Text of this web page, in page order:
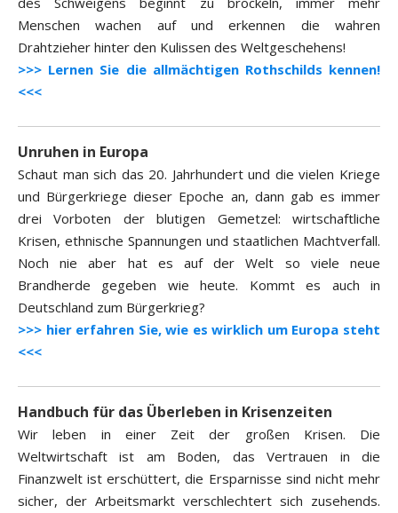
Menschen wachen auf und erkennen die wahren
Drahtzieher hinter den Kulissen des Weltgeschehens!
>>> Lernen Sie die allmächtigen Rothschilds kennen!
<<<
Unruhen in Europa
Schaut man sich das 20. Jahrhundert und die vielen Kriege
und Bürgerkriege dieser Epoche an, dann gab es immer
drei Vorboten der blutigen Gemetzel: wirtschaftliche
Krisen, ethnische Spannungen und staatlichen Machtverfall.
Noch nie aber hat es auf der Welt so viele neue
Brandherde gegeben wie heute. Kommt es auch in
Deutschland zum Bürgerkrieg?
>>> hier erfahren Sie, wie es wirklich um Europa steht
<<<
Handbuch für das Überleben in Krisenzeiten
Wir leben in einer Zeit der großen Krisen. Die
Weltwirtschaft ist am Boden, das Vertrauen in die
Finanzwelt ist erschüttert, die Ersparnisse sind nicht mehr
sicher, der Arbeitsmarkt verschlechtert sich zusehends.